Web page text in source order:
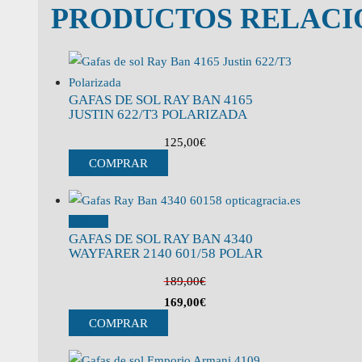
PRODUCTOS
GAFAS DE SOL RAY BAN 4165
JUSTIN 622/T3 POLARIZADA
125,00€
COMPRAR
GAFAS DE SOL RAY BAN 4340
WAYFARER 2140 601/58 POLAR
189,00€
169,00€
COMPRAR